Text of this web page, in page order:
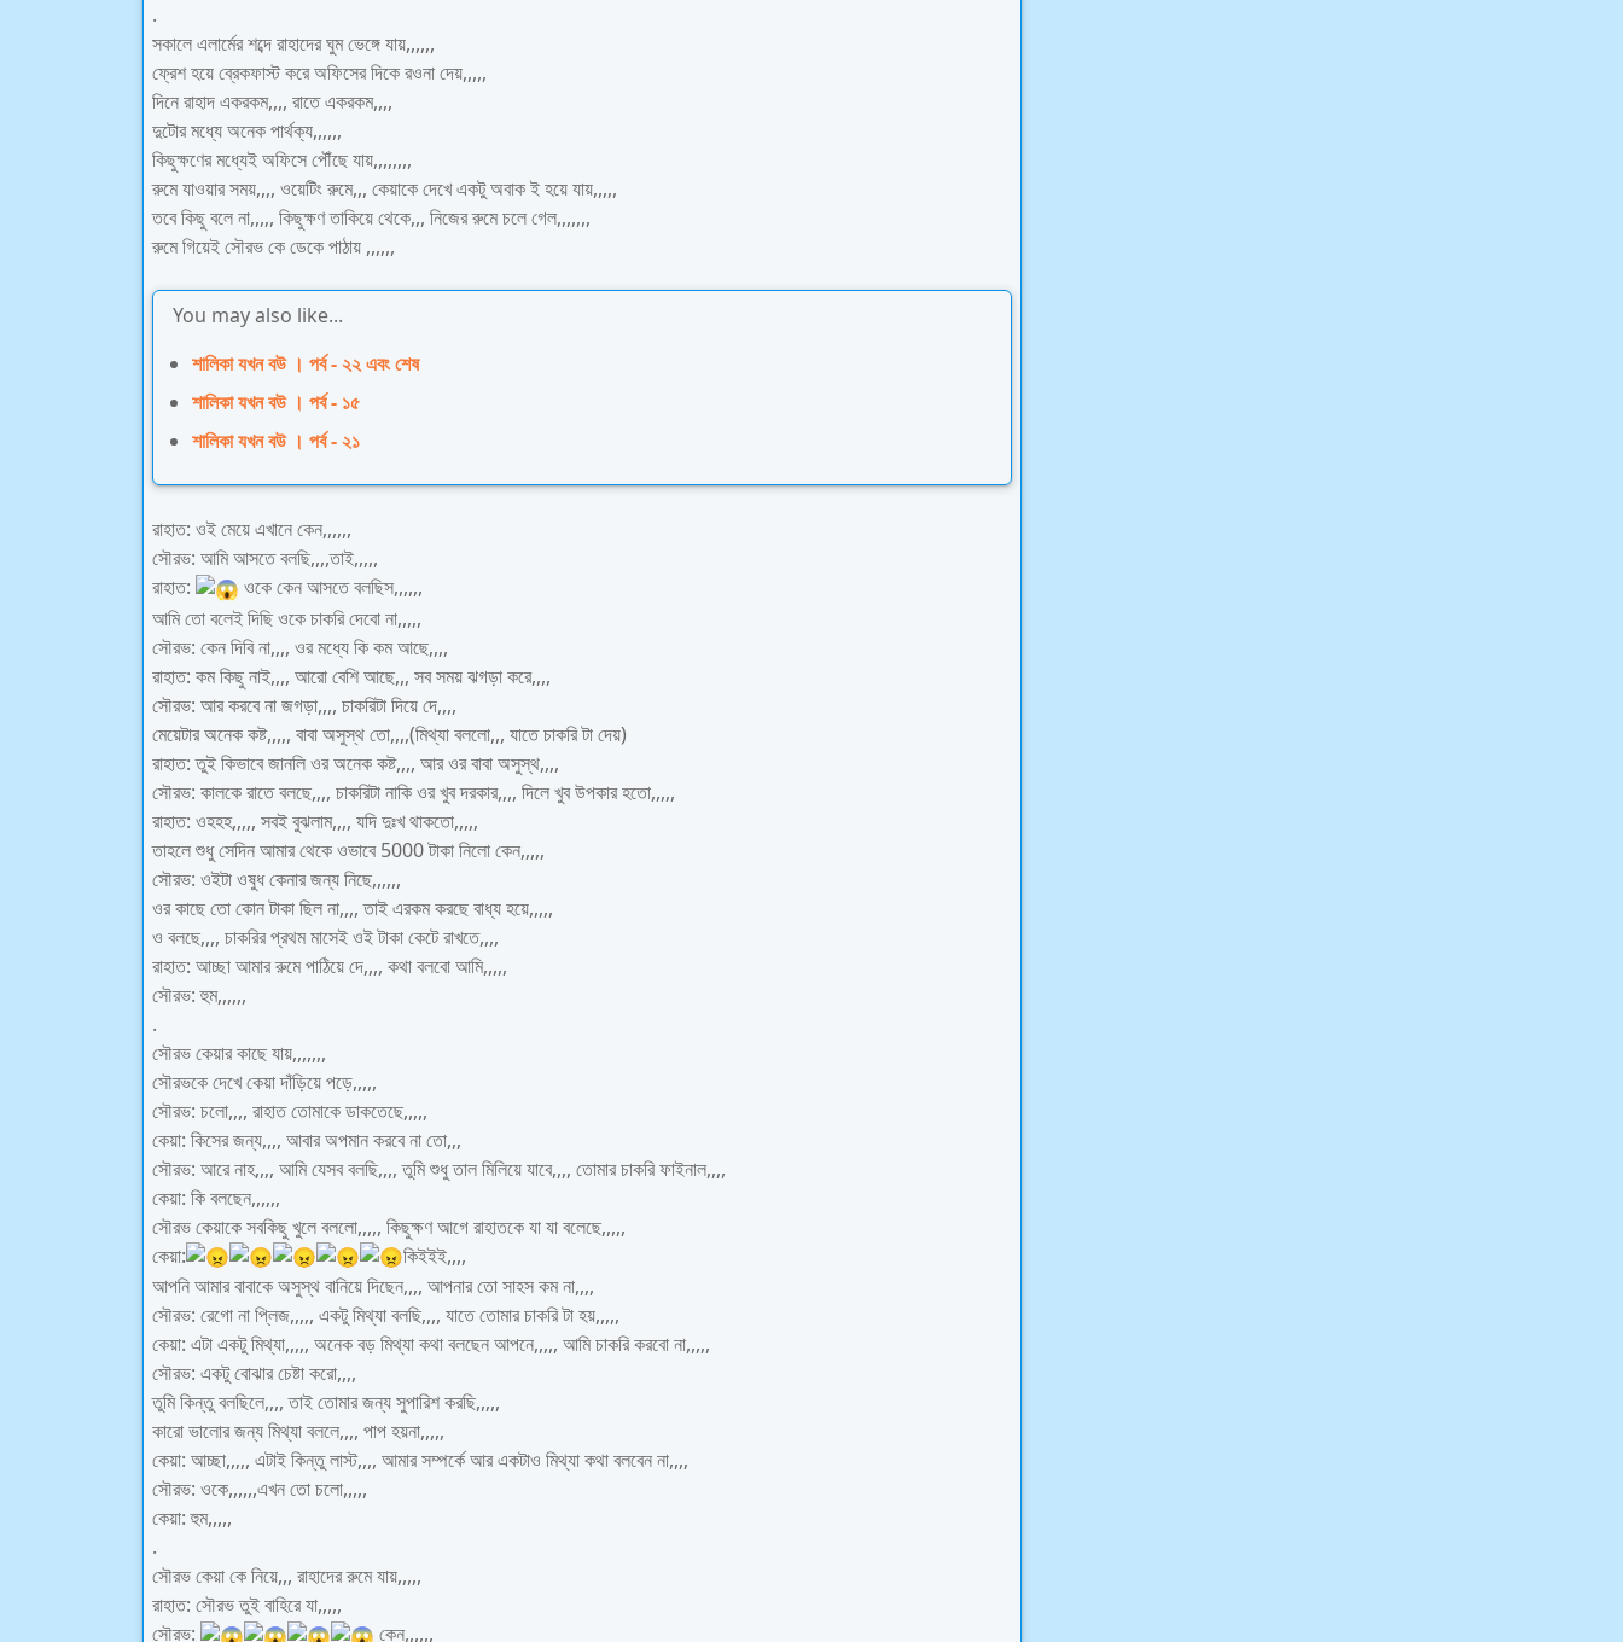
.
সকালে এলার্মের শব্দে রাহাদের ঘুম ভেঙ্গে যায়,,,,,,
ফ্রেশ হয়ে ব্রেকফাস্ট করে অফিসের দিকে রওনা দেয়,,,,,
দিনে রাহাদ একরকম,,,, রাতে একরকম,,,,
দুটোর মধ্যে অনেক পার্থক্য,,,,,,
কিছুক্ষণের মধ্যেই অফিসে পৌঁছে যায়,,,,,,,,
রুমে যাওয়ার সময়,,,, ওয়েটিং রুমে,,, কেয়াকে দেখে একটু অবাক ই হয়ে যায়,,,,,
তবে কিছু বলে না,,,,, কিছুক্ষণ তাকিয়ে থেকে,,, নিজের রুমে চলে গেল,,,,,,,
রুমে গিয়েই সৌরভ কে ডেকে পাঠায় ,,,,,,
You may also like...
শালিকা যখন বউ । পর্ব - ২২ এবং শেষ
শালিকা যখন বউ । পর্ব - ১৫
শালিকা যখন বউ । পর্ব - ২১
রাহাত: ওই মেয়ে এখানে কেন,,,,,,
সৌরভ: আমি আসতে বলছি,,,,তাই,,,,,
রাহাত:
ওকে কেন আসতে বলছিস,,,,,,
আমি তো বলেই দিছি ওকে চাকরি দেবো না,,,,,
সৌরভ: কেন দিবি না,,,, ওর মধ্যে কি কম আছে,,,,
রাহাত: কম কিছু নাই,,,, আরো বেশি আছে,,, সব সময় ঝগড়া করে,,,,
সৌরভ: আর করবে না জগড়া,,,, চাকরিটা দিয়ে দে,,,,
মেয়েটার অনেক কষ্ট,,,,, বাবা অসুস্থ তো,,,,(মিথ্যা বললো,,, যাতে চাকরি টা দেয়)
রাহাত: তুই কিভাবে জানলি ওর অনেক কষ্ট,,,, আর ওর বাবা অসুস্থ,,,,
সৌরভ: কালকে রাতে বলছে,,,, চাকরিটা নাকি ওর খুব দরকার,,,, দিলে খুব উপকার হতো,,,,,
রাহাত: ওহহহ,,,,, সবই বুঝলাম,,,, যদি দুঃখ থাকতো,,,,,
তাহলে শুধু সেদিন আমার থেকে ওভাবে 5000 টাকা নিলো কেন,,,,,
সৌরভ: ওইটা ওষুধ কেনার জন্য নিছে,,,,,,
ওর কাছে তো কোন টাকা ছিল না,,,, তাই এরকম করছে বাধ্য হয়ে,,,,,
ও বলছে,,,, চাকরির প্রথম মাসেই ওই টাকা কেটে রাখতে,,,,
রাহাত: আচ্ছা আমার রুমে পাঠিয়ে দে,,,, কথা বলবো আমি,,,,,
সৌরভ: হুম,,,,,,
.
সৌরভ কেয়ার কাছে যায়,,,,,,,
সৌরভকে দেখে কেয়া দাঁড়িয়ে পড়ে,,,,,
সৌরভ: চলো,,,, রাহাত তোমাকে ডাকতেছে,,,,,
কেয়া: কিসের জন্য,,,, আবার অপমান করবে না তো,,,
সৌরভ: আরে নাহ,,,, আমি যেসব বলছি,,,, তুমি শুধু তাল মিলিয়ে যাবে,,,, তোমার চাকরি ফাইনাল,,,,
কেয়া: কি বলছেন,,,,,,
সৌরভ কেয়াকে সবকিছু খুলে বললো,,,,, কিছুক্ষণ আগে রাহাতকে যা যা বলেছে,,,,,
কেয়া:
কিইইই,,,,
আপনি আমার বাবাকে অসুস্থ বানিয়ে দিছেন,,,, আপনার তো সাহস কম না,,,,
সৌরভ: রেগো না প্লিজ,,,,, একটু মিথ্যা বলছি,,,, যাতে তোমার চাকরি টা হয়,,,,,
কেয়া: এটা একটু মিথ্যা,,,,, অনেক বড় মিথ্যা কথা বলছেন আপনে,,,,, আমি চাকরি করবো না,,,,,
সৌরভ: একটু বোঝার চেষ্টা করো,,,,
তুমি কিন্তু বলছিলে,,,, তাই তোমার জন্য সুপারিশ করছি,,,,,
কারো ভালোর জন্য মিথ্যা বললে,,,, পাপ হয়না,,,,,
কেয়া: আচ্ছা,,,,, এটাই কিন্তু লাস্ট,,,, আমার সম্পর্কে আর একটাও মিথ্যা কথা বলবেন না,,,,
সৌরভ: ওকে,,,,,,এখন তো চলো,,,,,
কেয়া: হুম,,,,,
.
সৌরভ কেয়া কে নিয়ে,,, রাহাদের রুমে যায়,,,,,
রাহাত: সৌরভ তুই বাহিরে যা,,,,,
সৌরভ:
কেন,,,,,,